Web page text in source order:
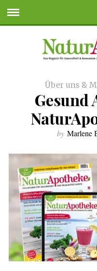
Deneme Bonusu
Über uns &
Gesund
by Marlene